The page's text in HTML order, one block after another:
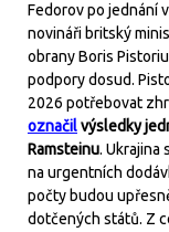
Fedorov po jednání
novináři britský
obrany Boris
podpory dosud.
2026 potřebovat
označilvýsledky
Ramsteinu. Ukrajina
na urgentních
počty budou
dotčených států. Z